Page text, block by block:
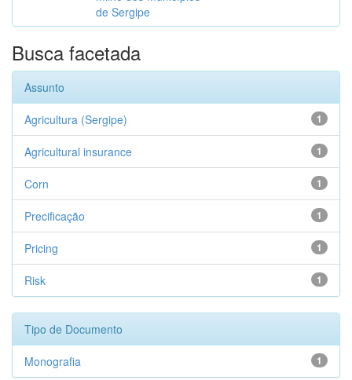
de Sergipe
Busca facetada
Assunto
1
Agricultura (Sergipe)
1
Agricultural insurance
1
Corn
1
Precificação
1
Pricing
1
Risk
Tipo de Documento
1
Monografia